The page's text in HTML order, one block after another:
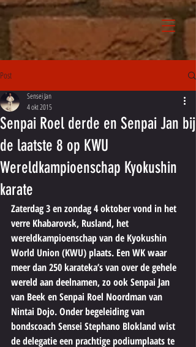
Post
Senpai Roel derde en Senpai Jan bij
de laatste 8 op KWU
Wereldkampioenschap Kyokushin
karate
Sensei Jan
4 okt 2015
Zaterdag 3 en zondag 4 oktober vond in het
verre Khabarovsk, Rusland, het
wereldkampioenschap van de Kyokushin
World Union (KWU) plaats. Een WK waar
meer dan 250 karateka’s van over de gehele
wereld aan deelnamen, zo ook Senpai Jan
van Beek en Senpai Roel Noordman van
Nintai Dojo. Onder begeleiding van
bondscoach Sensei Stephano Blokland wist
de delegatie een prachtige podiumplaats te